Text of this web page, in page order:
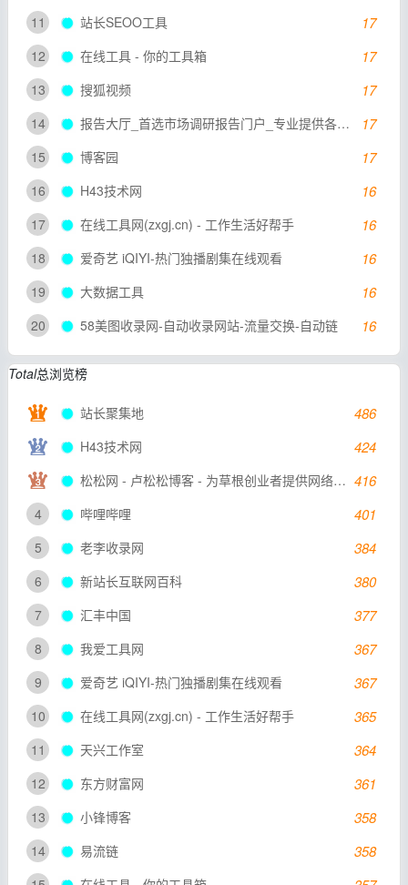
11 站长SEOO工具 17
12 在线工具 - 你的工具箱 17
13 搜狐视频 17
14 报告大厅_首选市场调研报告门户_专业提供各行业市场调研报告 17
15 博客园 17
16 H43技术网 16
17 在线工具网(zxgj.cn) - 工作生活好帮手 16
18 爱奇艺 iQIYI-热门独播剧集在线观看 16
19 大数据工具 16
20 58美图收录网-自动收录网站-流量交换-自动链 16
Total总浏览榜
站长聚集地 486
H43技术网 424
松松网 - 卢松松博客 - 为草根创业者提供网络推广知识 416
4 哔哩哔哩 401
5 老李收录网 384
6 新站长互联网百科 380
7 汇丰中国 377
8 我爱工具网 367
9 爱奇艺 iQIYI-热门独播剧集在线观看 367
10 在线工具网(zxgj.cn) - 工作生活好帮手 365
11 天兴工作室 364
12 东方财富网 361
13 小锋博客 358
14 易流链 358